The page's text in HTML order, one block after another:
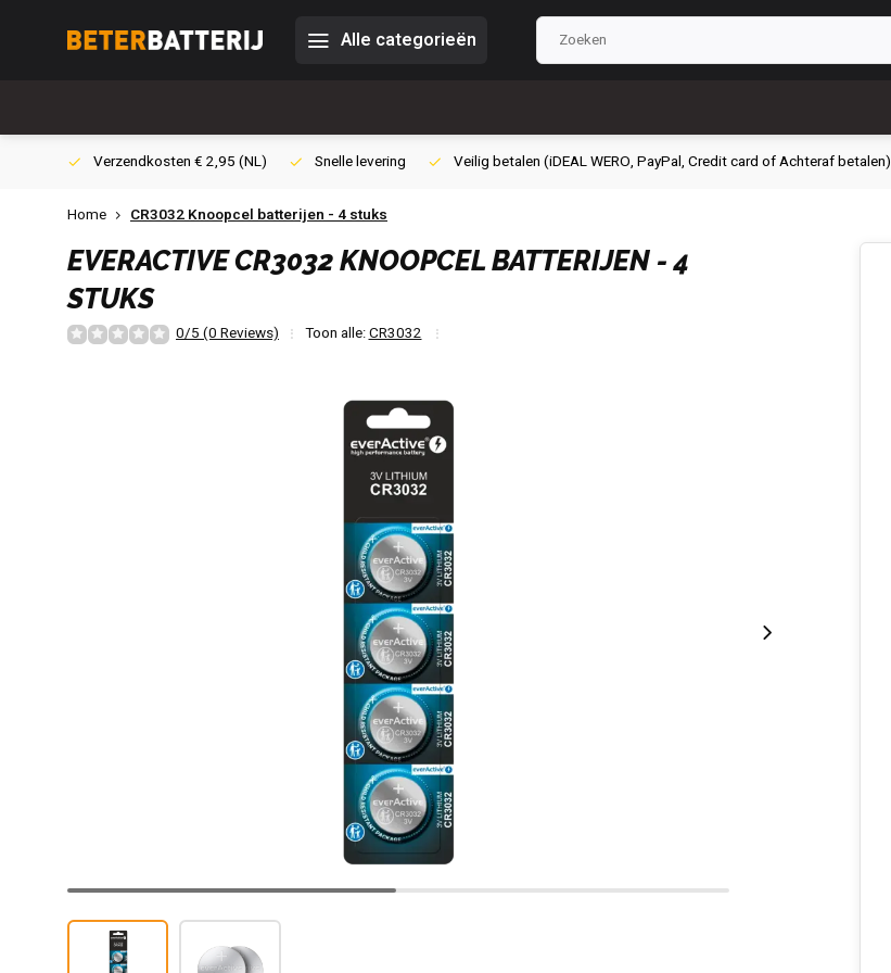
Alle categorieën
Verzendkosten € 2,95 (NL) Snelle levering Veilig betalen (iDEAL WERO, PayPal, Credit card of Achteraf betalen)
Home CR3032 Knoopcel batterijen - 4 stuks
EVERACTIVECR3032 KNOOPCEL BATTERIJEN - 4
STUKS
0/5 (0 Reviews) Toon alle:CR3032